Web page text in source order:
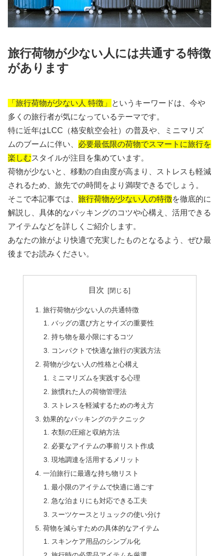
旅行荷物が少ない人には共通する特徴
があります
「旅行荷物が少ない人 特徴」
というキーワードは、今や
多くの旅行者が気になっているテーマです。
特に近年はLCC（格安航空会社）の普及や、ミニマリズ
ムのブームに伴い、 必要最低限の荷物でスマートに旅行を
楽しむスタイルが注目を集めています。
荷物が少ないと、移動の自由度が高まり、ストレスも軽減
されるため、旅先での時間をより満喫できるでしょう。
そこで本記事では、 旅行荷物が少ない人の特徴を徹底的に
解説し、具体的なパッキングのコツや心構え、活用できる
アイテムなどを詳しくご紹介します。
あなたの旅がより快適で充実したものとなるよう、ぜひ最
後までお読みください。
目次
旅行荷物が少ない人の共通特徴
バッグの選び方とサイズの重要性
持ち物を最小限にするコツ
コンパクトで快適な旅行の実践方法
荷物が少ない人の性格と心構え
ミニマリズムを実践する心理
旅慣れた人の荷物管理法
ストレスを軽減するための考え方
効果的なパッキングのテクニック
衣類の圧縮と収納方法
必要なアイテムの事前リスト作成
現地調達を活用するメリット
一泊旅行に最適な持ち物リスト
最小限のアイテムで快適に過ごす
急な泊まりにも対応できる工夫
スーツケースとリュックの使い分け
荷物を減らすための具体的なアイテム
スキンケア用品のシンプル化